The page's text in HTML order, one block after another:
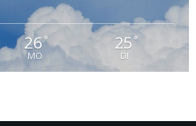
26°
MO
25°
DI